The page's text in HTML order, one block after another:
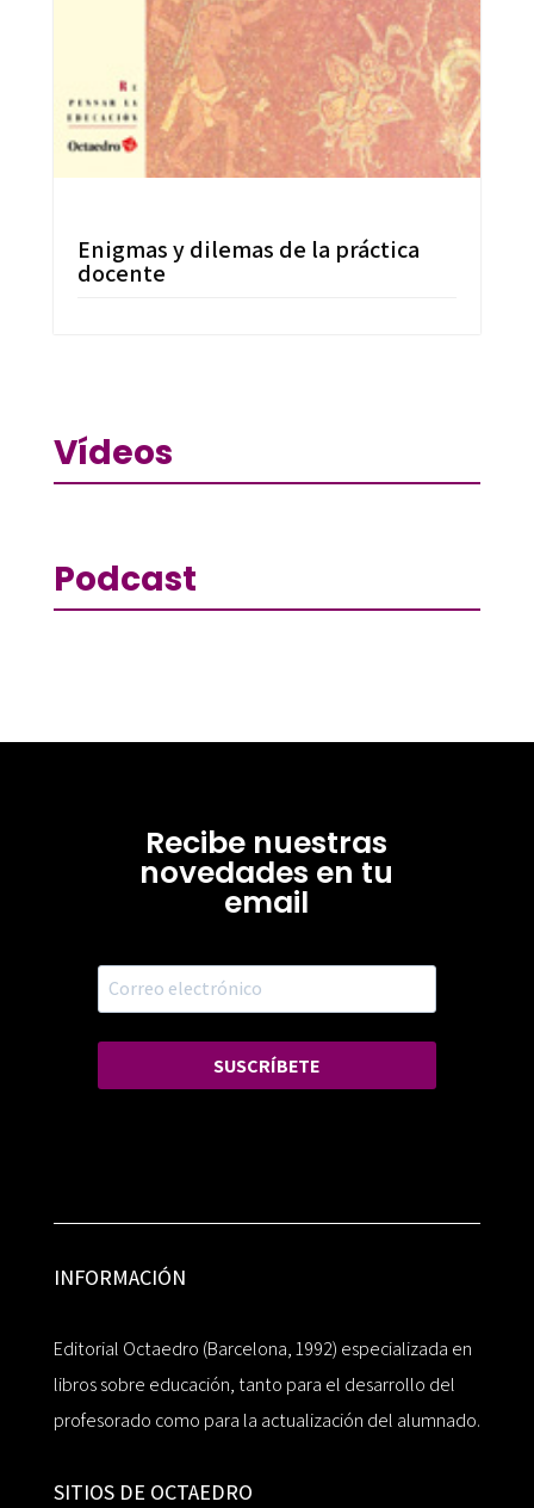
Enigmas y dilemas de la práctica
docente
Vídeos
Podcast
Recibe nuestras
novedades en tu
email
SUSCRÍBETE
INFORMACIÓN
Editorial Octaedro (Barcelona, 1992) especializada en
libros sobre educación, tanto para el desarrollo del
profesorado como para la actualización del alumnado.
SITIOS DE OCTAEDRO